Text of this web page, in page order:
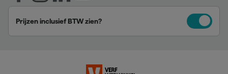
Prijzen inclusief BTW zien?